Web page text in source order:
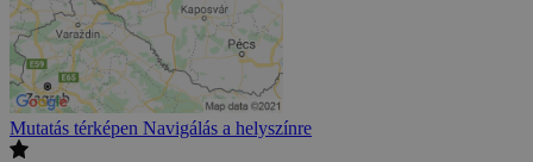
Mutatás térképen Navigálás a helyszínre